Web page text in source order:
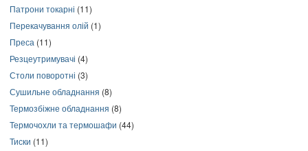
Патрони токарні (11)
Перекачування олій (1)
Преса (11)
Резцеутримувачі (4)
Столи поворотні (3)
Сушильне обладнання (8)
Термозбіжне обладнання (8)
Термочохли та термошафи (44)
Тиски (11)